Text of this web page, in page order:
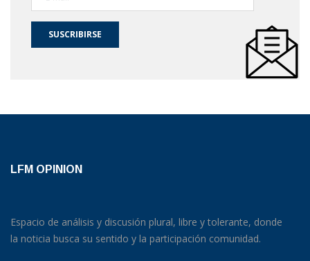
SUSCRIBIRSE
LFM OPINION
Espacio de análisis y discusión plural, libre y tolerante, donde
la noticia busca su sentido y la participación comunidad.